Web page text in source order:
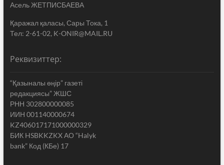
Асель ЖЕТПИСБАЕВА
Қаражал қаласы, Сары Тока, 1
Тел: 2-61-02, K-ONIR@MAIL.RU
Реквизиттер:
“Қазыналы өңір” газеті
редакциясы” ЖШС
РНН 302800000085
ИИН 001140000674
KZ406017171000000329
БИК HSBKKZKX АО “Halyk
bank” Код (КБе) 17